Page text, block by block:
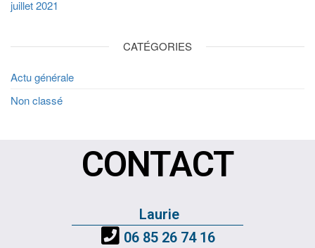
juillet 2021
CATÉGORIES
Actu générale
Non classé
CONTACT
Laurie
06 85 26 74 16